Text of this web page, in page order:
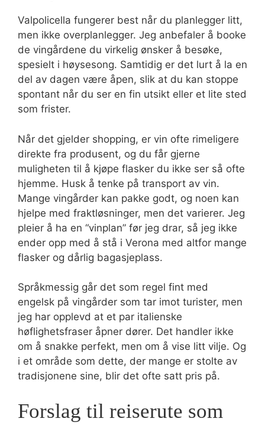
Valpolicella fungerer best når du planlegger litt,
men ikke overplanlegger. Jeg anbefaler å booke
de vingårdene du virkelig ønsker å besøke,
spesielt i høysesong. Samtidig er det lurt å la en
del av dagen være åpen, slik at du kan stoppe
spontant når du ser en fin utsikt eller et lite sted
som frister.
Når det gjelder shopping, er vin ofte rimeligere
direkte fra produsent, og du får gjerne
muligheten til å kjøpe flasker du ikke ser så ofte
hjemme. Husk å tenke på transport av vin.
Mange vingårder kan pakke godt, og noen kan
hjelpe med fraktløsninger, men det varierer. Jeg
pleier å ha en “vinplan” før jeg drar, så jeg ikke
ender opp med å stå i Verona med altfor mange
flasker og dårlig bagasjeplass.
Språkmessig går det som regel fint med
engelsk på vingårder som tar imot turister, men
jeg har opplevd at et par italienske
høflighetsfraser åpner dører. Det handler ikke
om å snakke perfekt, men om å vise litt vilje. Og
i et område som dette, der mange er stolte av
tradisjonene sine, blir det ofte satt pris på.
Forslag til reiserute som